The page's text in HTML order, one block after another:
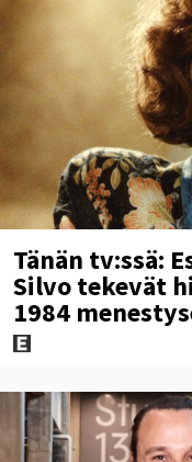
Tänän tv:ssä:
Silvo tekevät
1984